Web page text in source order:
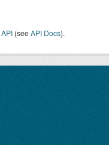
API (seeAPI Docs).